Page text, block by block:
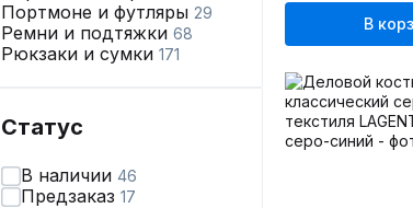
Портмоне и футляры 29
Ремни и подтяжки 68
Рюкзаки и сумки 171
Статус
В наличии 46
Предзаказ 17
В